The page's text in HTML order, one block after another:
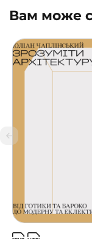
Вам може